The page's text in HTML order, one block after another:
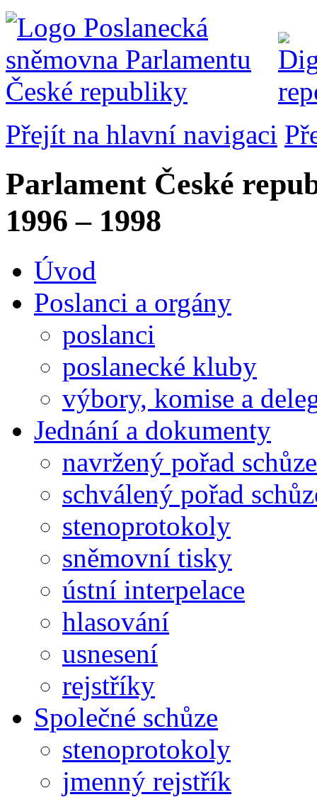
Přejít na hlavní navigaci
Parlament České
1996 – 1998
Úvod
Poslanci a orgány
poslanci
poslanecké kluby
výbory, komise a
Jednání a dokumenty
navržený pořad schůze
schválený pořad
stenoprotokoly
sněmovní tisky
ústní interpelace
hlasování
usnesení
rejstříky
Společné schůze
stenoprotokoly
jmenný rejstřík